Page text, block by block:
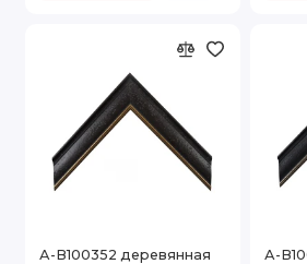
А-В100352 деревянная
А-